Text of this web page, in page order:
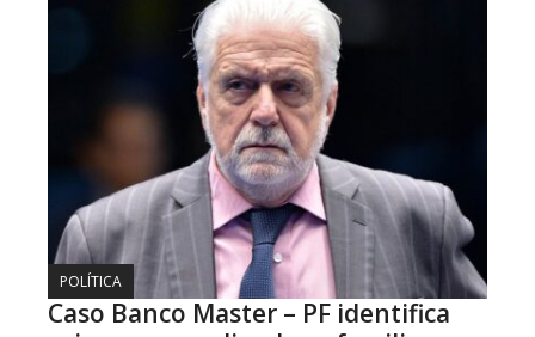
POLÍTICA
Caso Banco Master – PF identifica